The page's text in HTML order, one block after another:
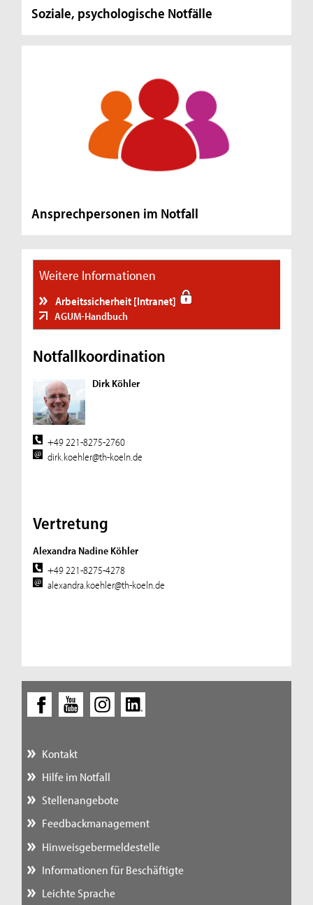
Soziale, psychologische Notfälle
Ansprechpersonen im Notfall
Weitere Informationen
Arbeitssicherheit [Intranet]
AGUM-Handbuch
Notfallkoordination
Dirk Köhler
+49 221-8275-2760
dirk.koehler@th-koeln.de
Vertretung
Alexandra Nadine Köhler
+49 221-8275-4278
alexandra.koehler@th-koeln.de
Kontakt
Hilfe im Notfall
Stellenangebote
Feedbackmanagement
Hinweisgebermeldestelle
Informationen für Beschäftigte
Leichte Sprache